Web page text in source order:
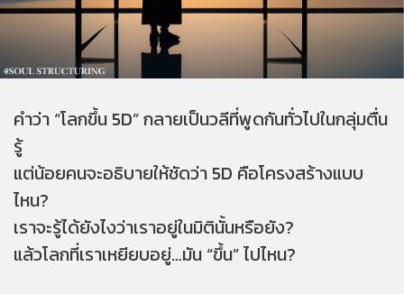
คำว่า “โลกขึ้น 5D” กลายเป็นวลีที่พูดกันทั่วไปในกลุ่มตื่น
รู้
แต่น้อยคนจะอธิบายให้ชัดว่า 5D คือโครงสร้างแบบ
ไหน?
เราจะรู้ได้ยังไงว่าเราอยู่ในมิตินั้นหรือยัง?
แล้วโลกที่เราเหยียบอยู่…มัน “ขึ้น” ไปไหน?